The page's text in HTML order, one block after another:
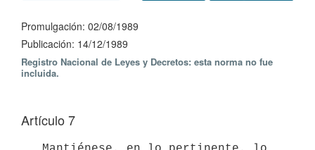
Promulgación: 02/08/1989
Publicación: 14/12/1989
Registro Nacional de Leyes y Decretos: esta norma no fue
incluida.
Artículo 7